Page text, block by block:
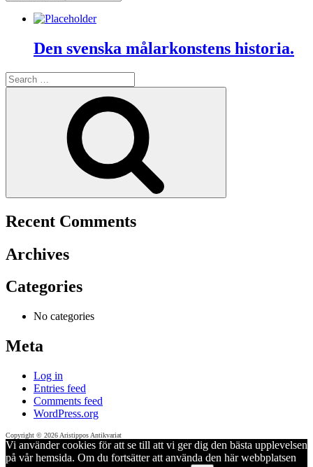
Den svenska målarkonstens historia.
Search
for:
Recent Comments
Archives
Categories
No categories
Meta
Log in
Entries feed
Comments feed
WordPress.org
Copyright © 2026 Aristippos Antikvariat
Vi använder cookies för att se till att vi ger dig den bästa upplevelsen
på vår hemsida. Om du fortsätter att använda den här webbplatsen